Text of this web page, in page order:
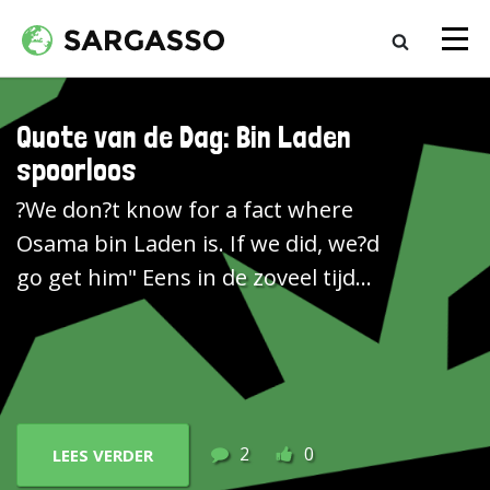
Quote van de Dag: Bin Laden
spoorloos
?We don?t know for a fact where
Osama bin Laden is. If we did, we?d
go get him" Eens in de zoveel tijd
duiken er geruchten op over
Osama bin Laden. Hoe gaat het
met hem? Waar houdt hij zich
publiceerde de BBC een verklaring
van een gevangene in Pakistan. Bin
LEES VERDER 2 0